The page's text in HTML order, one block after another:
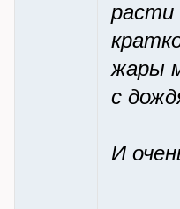
расти
жары
с
И